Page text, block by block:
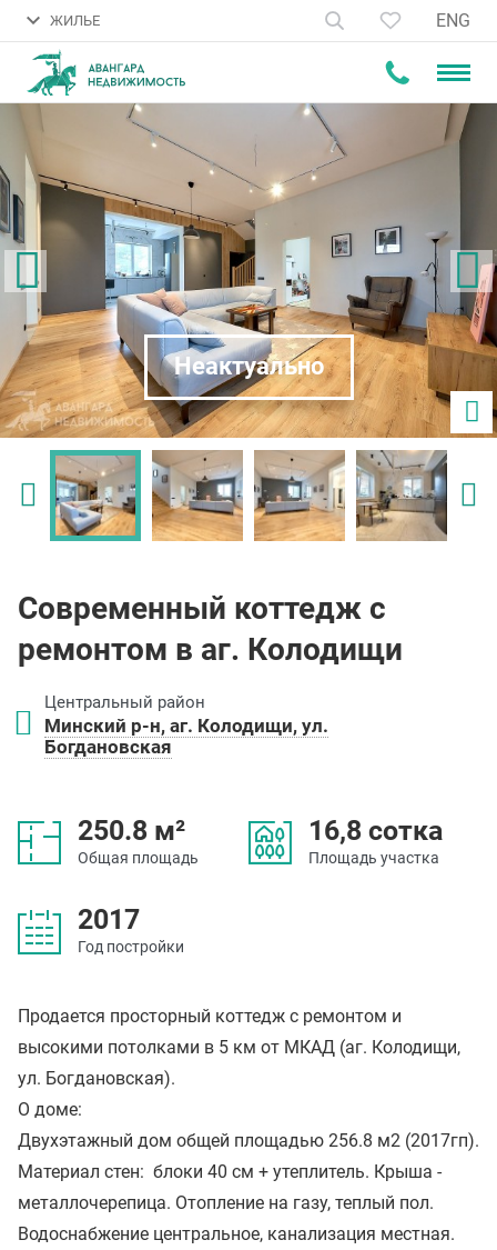
ЖИЛЬЕ ENG
Неактуально
Современный коттедж с
ремонтом в аг. Колодищи
Центральный район
Минский р-н, аг. Колодищи, ул.
Богдановская
250.8 м²
Общая площадь
16,8 сотка
Площадь участка
2017
Год постройки
Продается просторный коттедж с ремонтом и
высокими потолками в 5 км от МКАД (аг. Колодищи,
ул. Богдановская).
О доме:
Двухэтажный дом общей площадью 256.8 м2 (2017гп).
Материал стен: блоки 40 см + утеплитель. Крыша -
металлочерепица. Отопление на газу, теплый пол.
Водоснабжение центральное, канализация местная.